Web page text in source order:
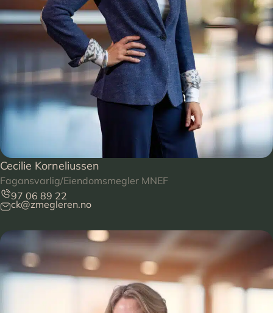
Cecilie Korneliussen
Fagansvarlig/Eiendomsmegler MNEF
97 06 89 22
ck@zmegleren.no